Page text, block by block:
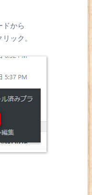
ドから
ック。